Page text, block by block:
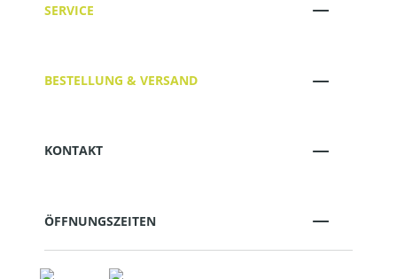
SERVICE
BESTELLUNG & VERSAND
KONTAKT
ÖFFNUNGSZEITEN